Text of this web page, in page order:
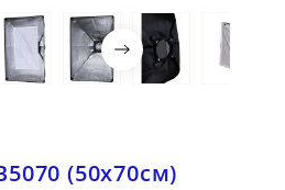
(50х70см)